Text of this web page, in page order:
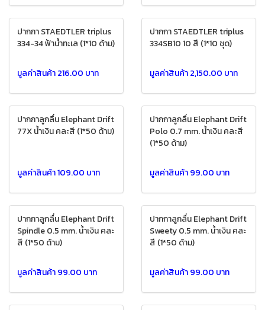
ปากกา STAEDTLER triplus
334-34 ฟ้าน้ำทะเล (1*10 ด้าม)
มูลค่าสินค้า 216.00 บาท
ปากกา STAEDTLER triplus
334SB10 10 สี (1*10 ชุด)
มูลค่าสินค้า 2,150.00 บาท
ปากกาลูกลื่น Elephant Drift
77X น้ำเงิน คละสี (1*50 ด้าม)
มูลค่าสินค้า 109.00 บาท
ปากกาลูกลื่น Elephant Drift
Polo 0.7 mm. น้ำเงิน คละสี
(1*50 ด้าม)
มูลค่าสินค้า 99.00 บาท
ปากกาลูกลื่น Elephant Drift
Spindle 0.5 mm. น้ำเงิน คละ
สี (1*50 ด้าม)
มูลค่าสินค้า 99.00 บาท
ปากกาลูกลื่น Elephant Drift
Sweety 0.5 mm. น้ำเงิน คละ
สี (1*50 ด้าม)
มูลค่าสินค้า 99.00 บาท